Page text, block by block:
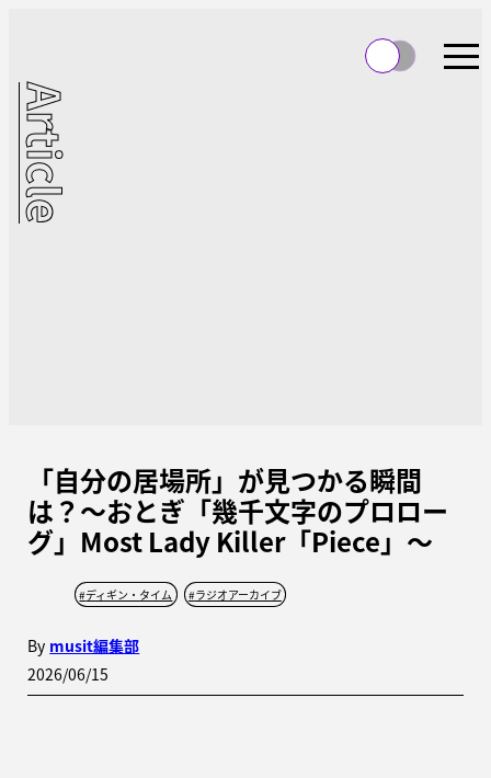
Article
「自分の居場所」が見つかる瞬間
は？〜おとぎ「幾千文字のプロロー
グ」Most Lady Killer「Piece」〜
#ディギン・タイム #ラジオアーカイブ
By musit編集部
2026/06/15